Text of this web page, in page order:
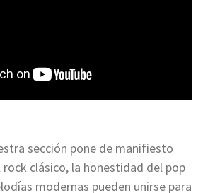
sección pone de manifiesto
clásico, la honestidad del pop
modernas pueden unirse para